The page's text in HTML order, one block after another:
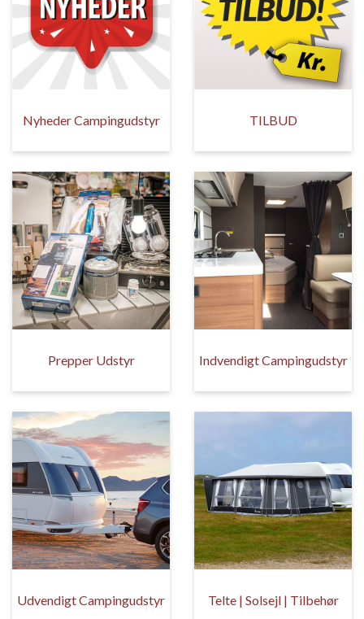
Nyheder Campingudstyr TILBUD
Prepper Udstyr Indvendigt Campingudstyr
Udvendigt Campingudstyr Telte | Solsejl | Tilbehør